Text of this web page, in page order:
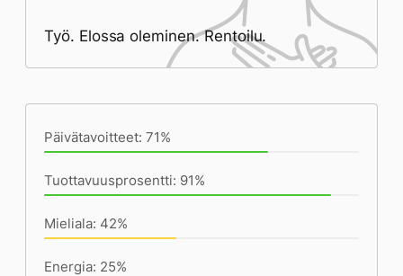
Työ. Elossa oleminen. Rentoilu.
Päivätavoitteet: 71%
Tuottavuusprosentti: 91%
Mieliala: 42%
Energia: 25%